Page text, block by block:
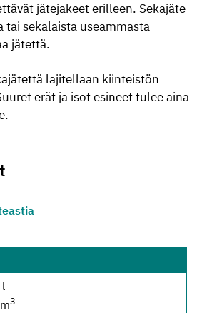
jätejakeet erilleen. Sekajäte
tai sekalaista useammasta
jätettä.
lajitellaan kiinteistön
erät ja isot esineet tulee aina
3